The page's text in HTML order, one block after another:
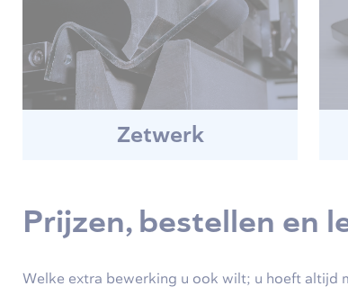
Zetwerk
Prijzen, bestellen en
Welke extra bewerking u ook wilt; u hoeft altijd